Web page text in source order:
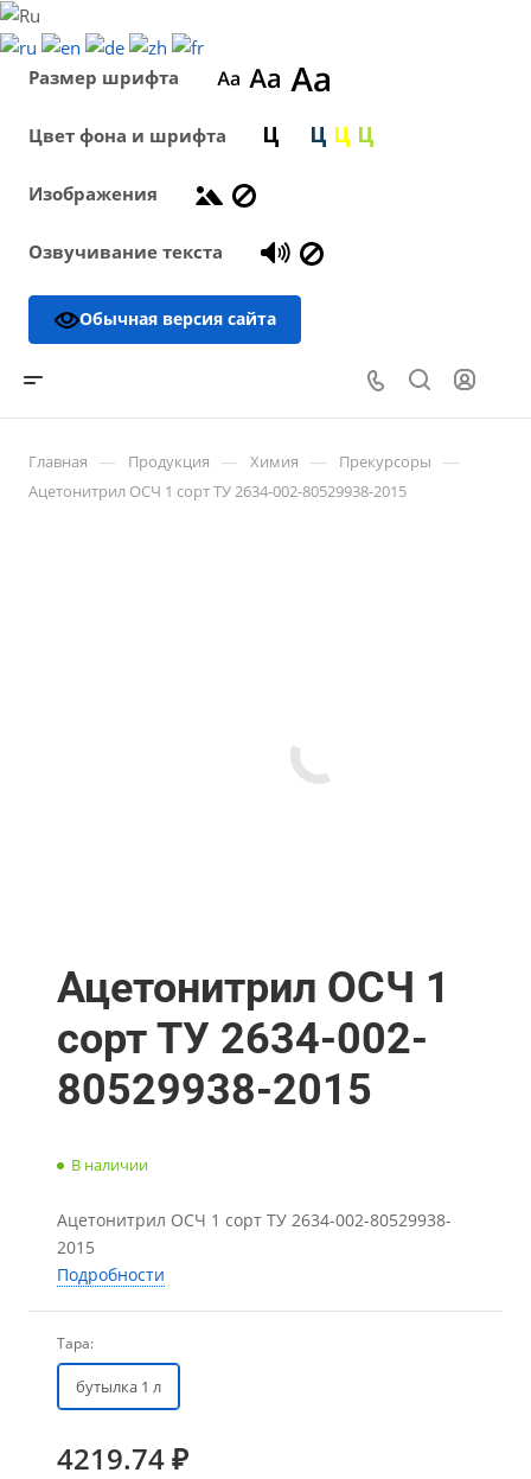
Размер шрифта
Цвет фона и шрифта
Изображения
Озвучивание текста
Обычная версия сайта
Главная — Продукция — Химия — Прекурсоры —
Ацетонитрил ОСЧ 1 сорт ТУ 2634-002-80529938-2015
Ацетонитрил ОСЧ 1
сорт ТУ 2634-002-
80529938-2015
В наличии
Ацетонитрил ОСЧ 1 сорт ТУ 2634-002-80529938-
2015
Подробности
Тара:
бутылка 1 л
4219.74 ₽